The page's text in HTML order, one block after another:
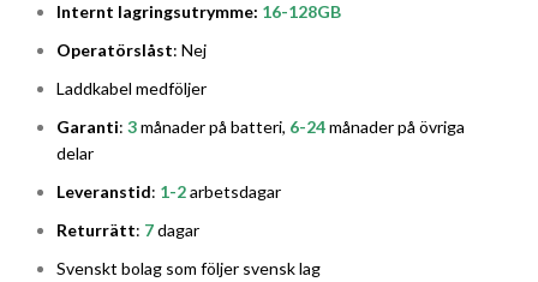
Internt lagringsutrymme: 16-128GB
Operatörslåst: Nej
Laddkabel medföljer
Garanti: 3månader på batteri, 6-24månader på övriga
delar
Leveranstid: 1-2arbetsdagar
Returrätt: 7dagar
Svenskt bolag som följer svensk lag